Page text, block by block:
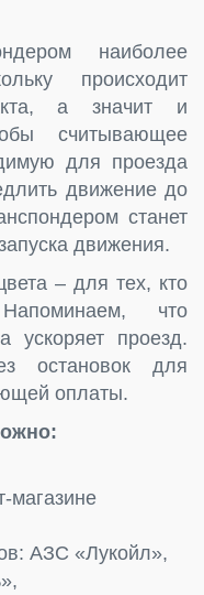
наиболее
происходит
а значит и
считывающее
для проезда
движение до
станет
движения.
– для тех, кто
что
ускоряет проезд.
остановок для
оплаты.
магазине
АЗС «Лукойл»,